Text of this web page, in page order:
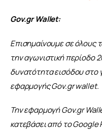
Gov.gr Wallet:
Επισημαίνουμε σε όλους
την αγωνιστική
δυνατότητα εισόδου
εφαρμογής Gov.gr wallet.
Την εφαρμογή Gov.gr
κατεβάσει από το Google